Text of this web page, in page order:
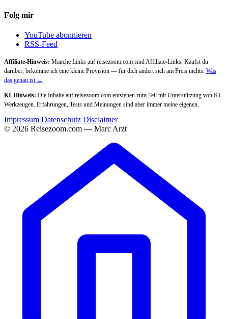
Folg mir
YouTube abonnieren
RSS-Feed
Affiliate-Hinweis: Manche Links auf reisezoom.com sind Affiliate-Links. Kaufst du
darüber, bekomme ich eine kleine Provision — für dich ändert sich am Preis nichts. Was
das genau ist →
KI-Hinweis: Die Inhalte auf reisezoom.com entstehen zum Teil mit Unterstützung von KI-
Werkzeugen. Erfahrungen, Tests und Meinungen sind aber immer meine eigenen.
Impressum Datenschutz Disclaimer
© 2026 Reisezoom.com — Marc Arzt